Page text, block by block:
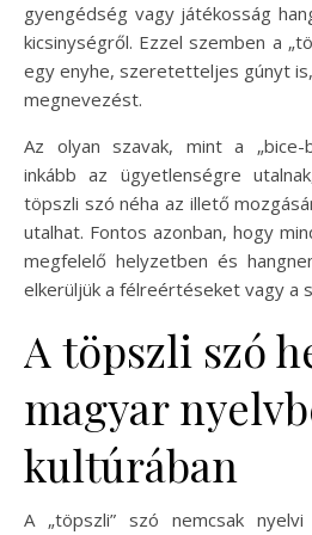
gyengédség vagy játékosság
kicsinységről. Ezzel szemben a
egy enyhe, szeretetteljes gúnyt
megnevezést.
Az olyan szavak, mint a „bice-
inkább az ügyetlenségre
töpszli szó néha az illető
utalhat. Fontos azonban, hogy
megfelelő helyzetben és
elkerüljük a félreértéseket vagy a
A töpszli szó
magyar
kultúrában
A „töpszli” szó nemcsak